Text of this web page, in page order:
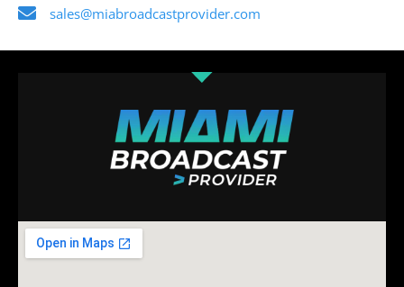
sales@miabroadcastprovider.com